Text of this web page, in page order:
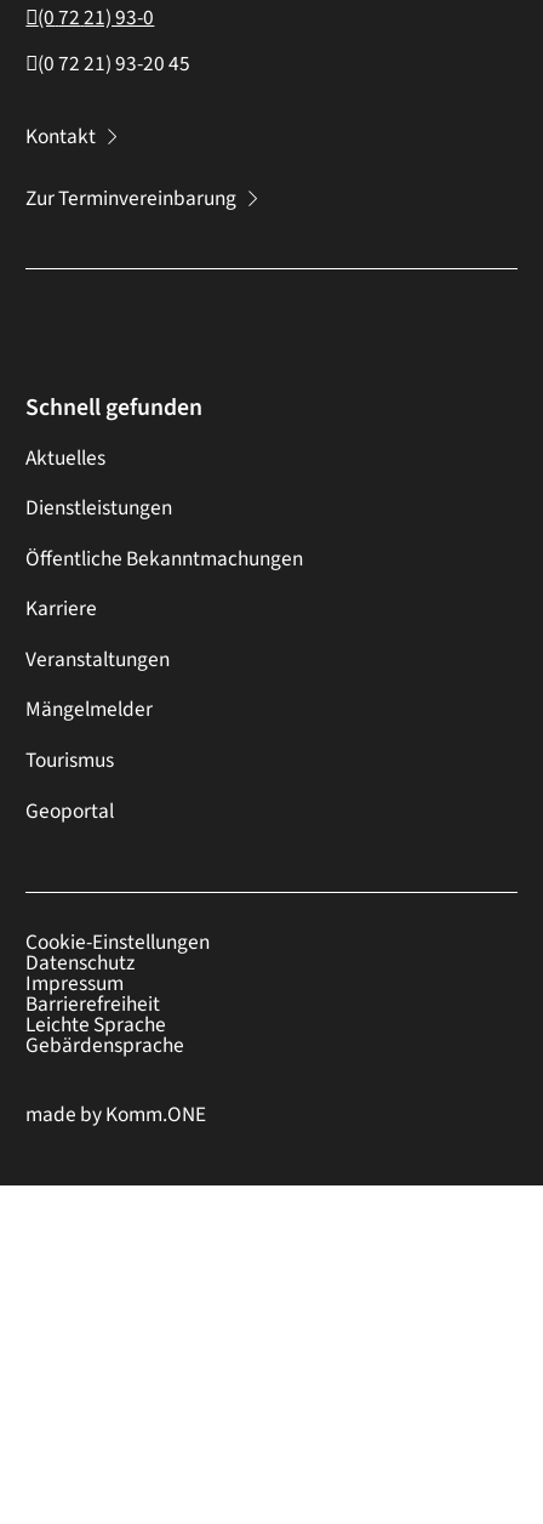
(07221) 93-0
(07221) 93-2045
Kontakt
Zur Terminvereinbarung
Schnell gefunden
Aktuelles
Dienstleistungen
Öffentliche Bekanntmachungen
Karriere
Veranstaltungen
Mängelmelder
Tourismus
Geoportal
Cookie-Einstellungen
Datenschutz
Impressum
Barrierefreiheit
Leichte Sprache
Gebärdensprache
made byKomm.ONE